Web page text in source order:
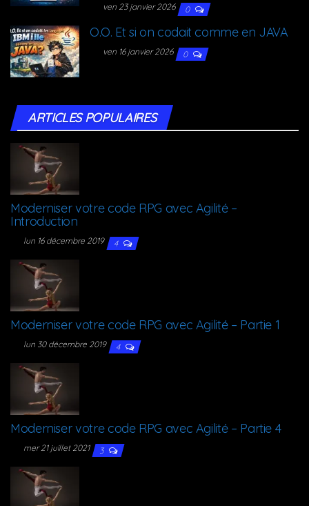
ven 23 janvier 2026 0
O.O. Et si on codait comme en JAVA
ven 16 janvier 2026 0
ARTICLES POPU­LAIRES
Moder­ni­ser votre code RPG avec Agi­li­té –
Introduction
lun 16 décembre 2019 4
Moder­ni­ser votre code RPG avec Agi­li­té – Par­tie 1
lun 30 décembre 2019 4
Moder­ni­ser votre code RPG avec Agi­li­té – Par­tie 4
mer 21 juillet 2021 3